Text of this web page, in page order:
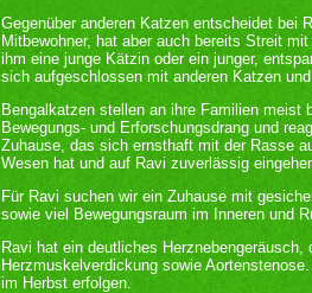
Gegenüber anderen Katzen entscheidet bei
Mitbewohner, hat aber auch bereits Streit
ihm eine junge Kätzin oder ein junger,
sich aufgeschlossen mit anderen Katzen
Bengalkatzen stellen an ihre Familien meist
Bewegungs- und Erforschungsdrang und
Zuhause, das sich ernsthaft mit der Rasse
Wesen hat und auf Ravi zuverlässig
Für Ravi suchen wir ein Zuhause mit
sowie viel Bewegungsraum im Inneren und
Ravi hat ein deutliches
Herzmuskelverdickung sowie
im Herbst erfolgen.